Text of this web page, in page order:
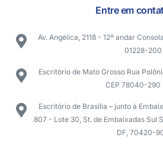
Entre em
Av. Angélica, 2118 - 12º andar
01228-200
Escritório de Mato Grosso Rua
CEP 78040-290
Escritório de Brasília – junto à
807 - Lote 30, St. de Embaixadas Sul
DF, 70420-